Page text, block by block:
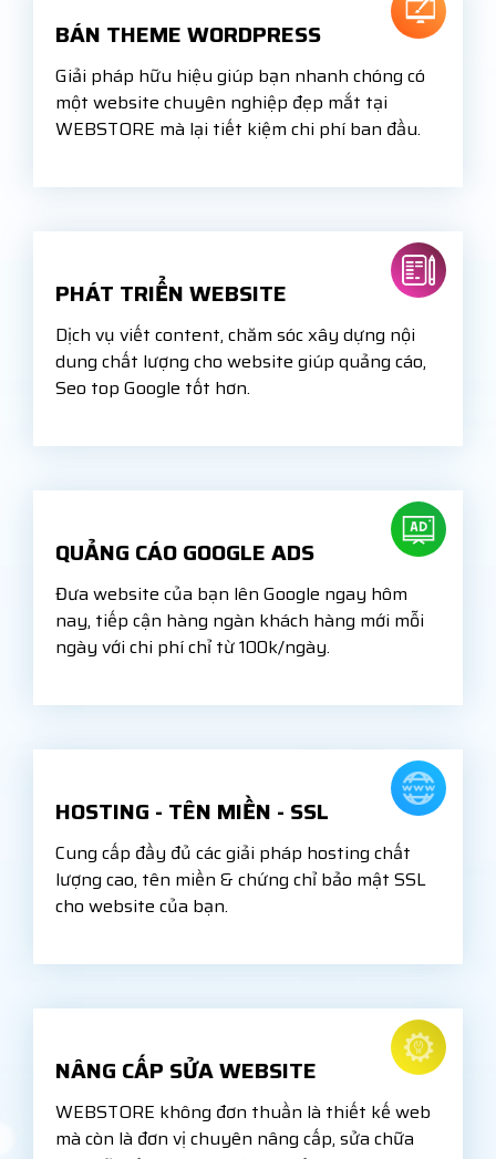
BÁN THEME WORDPRESS
Giải pháp hữu hiệu giúp bạn nhanh chóng có
một website chuyên nghiệp đẹp mắt tại
WEBSTORE mà lại tiết kiệm chi phí ban đầu.
PHÁT TRIỂN WEBSITE
Dịch vụ viết content, chăm sóc xây dựng nội
dung chất lượng cho website giúp quảng cáo,
Seo top Google tốt hơn.
QUẢNG CÁO GOOGLE ADS
Đưa website của bạn lên Google ngay hôm
nay, tiếp cận hàng ngàn khách hàng mới mỗi
ngày với chi phí chỉ từ 100k/ngày.
HOSTING - TÊN MIỀN - SSL
Cung cấp đầy đủ các giải pháp hosting chất
lượng cao, tên miền & chứng chỉ bảo mật SSL
cho website của bạn.
NÂNG CẤP SỬA WEBSITE
WEBSTORE không đơn thuần là thiết kế web
mà còn là đơn vị chuyên nâng cấp, sửa chữa